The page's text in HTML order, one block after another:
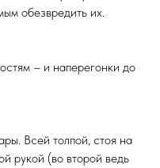
обезвредить их.
– и наперегонки до
Всей толпой, стоя на
рукой (во второй ведь